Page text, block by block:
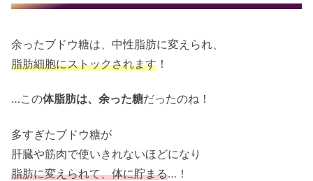
余ったブドウ糖は、中性脂肪に変えられ、
脂肪細胞にストックされます ！
…この体脂肪は、余った糖だったのね！
多すぎたブドウ糖が
肝臓や筋肉で使いきれないほどになり
脂肪に変えられて、体に貯まる…！